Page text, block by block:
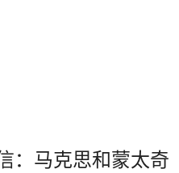
：马克思和蒙太奇